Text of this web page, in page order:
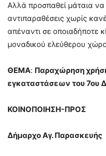
Αλλά προσπαθεί μάταια να
αντιπαραθέσεις χωρίς
απέναντι σε οποιαδήποτε
μοναδικού ελεύθερου
ΘΕΜΑ: Παραχώρηση
εγκαταστάσεων του 7ου
ΚΟΙΝΟΠΟΙΗΣΗ-ΠΡΟΣ
Δήμαρχο Αγ. Παρασκευής